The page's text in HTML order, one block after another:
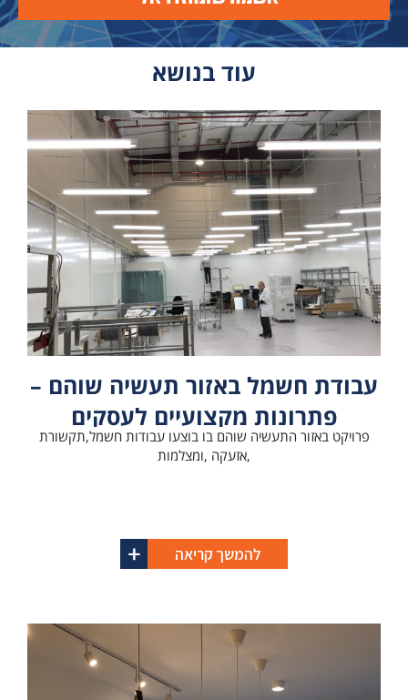
עוד בנושא
עבודת חשמל באזור תעשיה שוהם –
פתרונות מקצועיים לעסקים
ולמפעלים
פרויקט באזור התעשיה שוהם בו בוצעו עבודות חשמל,תקשורת
,אזעקה ,ומצלמות
להמשך קריאה